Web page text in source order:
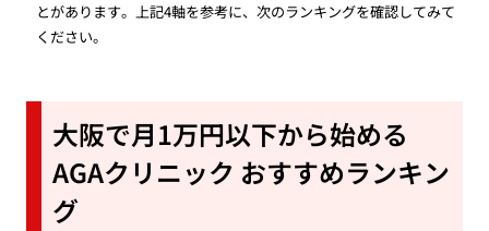
とがあります。上記4軸を参考に、次のランキングを確認してみて
ください。
大阪で月1万円以下から始める
AGAクリニック おすすめランキン
グ